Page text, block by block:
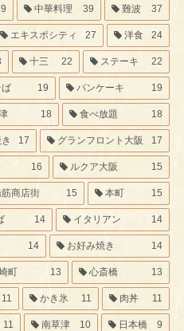
中華料理 39 難波 37
エキスポシティ 27 洋食 24
十三 22 ステーキ 22
19 パンケーキ 19
18 食べ放題 18
17 グランフロント大阪 17
16 ルクア大阪 15
商店街 15 本町 15
14 イタリアン 14
14 お好み焼き 14
町 13 心斎橋 13
11 かき氷 11 肉丼 11
11 南草津 10 日本橋 9